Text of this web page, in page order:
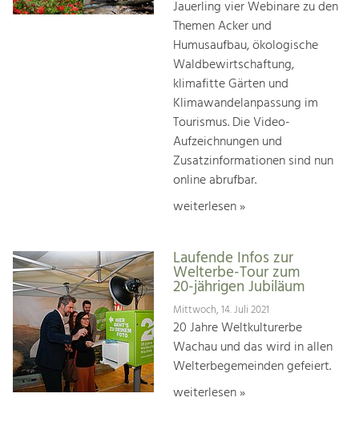
Jauerling vier Webinare zu den
Themen Acker und
Humusaufbau, ökologische
Waldbewirtschaftung,
klimafitte Gärten und
Klimawandelanpassung im
Tourismus. Die Video-
Aufzeichnungen und
Zusatzinformationen sind nun
online abrufbar.
weiterlesen »
Laufende Infos zur
Welterbe-Tour zum
20-jährigen Jubiläum
Mittwoch, 14. Juli 2021
20 Jahre Weltkulturerbe
Wachau und das wird in allen
Welterbegemeinden gefeiert.
weiterlesen »